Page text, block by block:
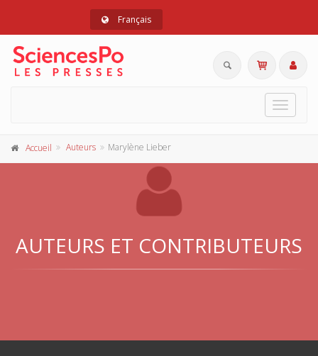
Français
Toggle
Accueil Auteurs Marylène Lieber
AUTEURS ET CONTRIBUTEURS